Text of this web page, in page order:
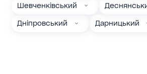
Шевченківський
Дніпровський Дарницький